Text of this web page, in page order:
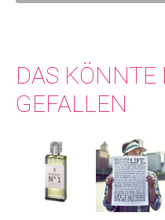
seinem Master-Studium in
DAS KÖNNTE
GEFALLEN